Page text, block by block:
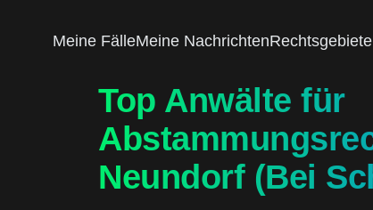
Meine FälleMeine NachrichtenRechtsgebiete
Top Anwälte für
Neundorf (Bei